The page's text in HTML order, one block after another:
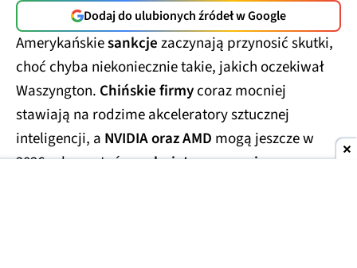
Dodaj do ulubionych źródeł w Google
Amerykańskiesankcjezaczynają przynosić skutki,
choć chyba niekoniecznie takie, jakich oczekiwał
Waszyngton. Chińskie firmycoraz mocniej
stawiają na rodzime akceleratory sztucznej
inteligencji, a NVIDIA oraz AMD mogą jeszcze w
2026 roku zostaćzepchnięte na margines